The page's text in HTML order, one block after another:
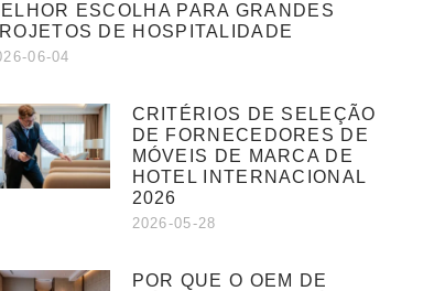
ESCOLHA PARA GRANDES
DE HOSPITALIDADE
06-04
CRITÉRIOS DE SELEÇÃO
DE FORNECEDORES DE
MÓVEIS DE MARCA DE
HOTEL INTERNACIONAL
2026
2026-05-28
POR QUE O OEM DE